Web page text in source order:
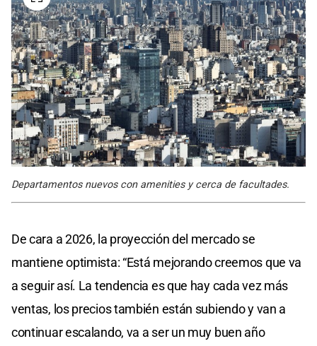
Departamentos nuevos con amenities y cerca de facultades.
De cara a 2026, la proyección del mercado se
mantiene optimista: “Está mejorando creemos que va
a seguir así. La tendencia es que hay cada vez más
ventas, los precios también están subiendo y van a
continuar escalando, va a ser un muy buen año